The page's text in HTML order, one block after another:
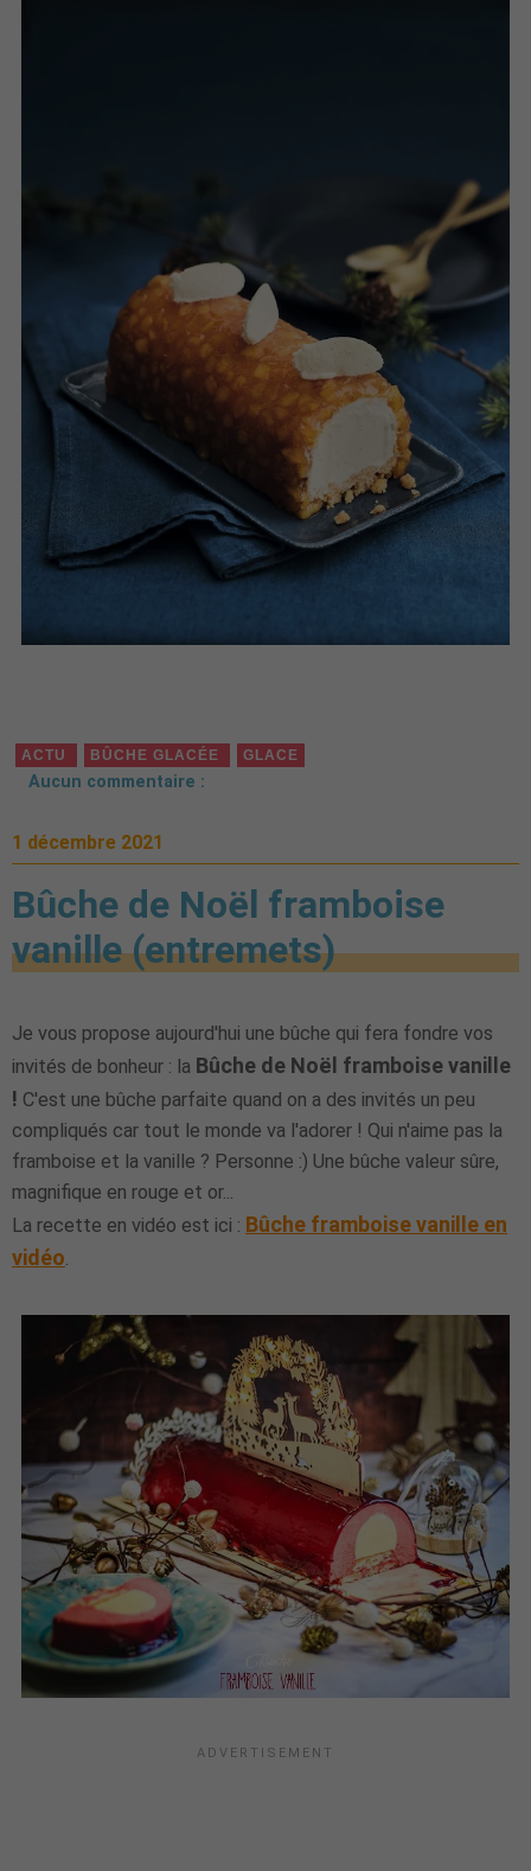
ACTU BÛCHE GLACÉE GLACE
Aucun commentaire :
1 décembre 2021
Bûche de Noël framboise
vanille (entremets)
Je vous propose aujourd'hui une bûche qui fera fondre vos
invités de bonheur : la Bûche de Noël framboise vanille
! C'est une bûche parfaite quand on a des invités un peu
compliqués car tout le monde va l'adorer ! Qui n'aime pas la
framboise et la vanille ? Personne :) Une bûche valeur sûre,
magnifique en rouge et or...
La recette en vidéo est ici : Bûche framboise vanille en
vidéo.